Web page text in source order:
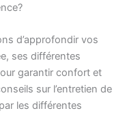
d’approfondir vos
ses différentes
garantir confort et
sur l’entretien de
les différentes